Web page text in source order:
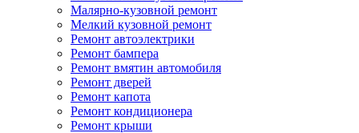
Малярно-кузовной ремонт
Мелкий кузовной ремонт
Ремонт автоэлектрики
Ремонт бампера
Ремонт вмятин автомобиля
Ремонт дверей
Ремонт капота
Ремонт кондиционера
Ремонт крыши